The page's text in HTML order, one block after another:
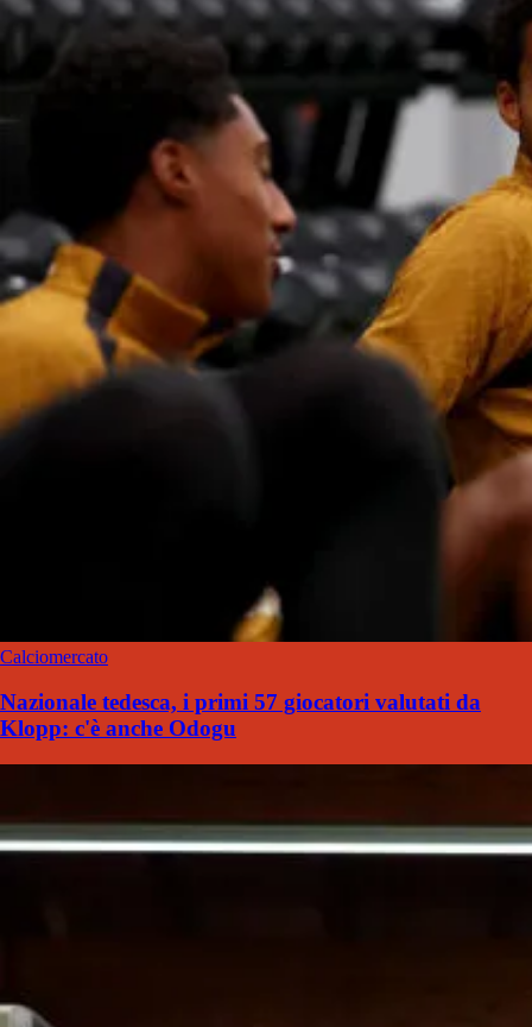
Calciomercato
Nazionale tedesca, i primi 57 giocatori valutati da
Klopp: c'è anche Odogu